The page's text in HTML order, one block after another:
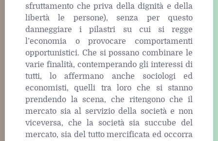
sfruttamento che priva della dignità e della
libertà le persone), senza per questo
danneggiare i pilastri su cui si regge
l’economia o provocare comportamenti
opportunistici. Che si possano combinare le
varie finalità, contemperando gli interessi di
tutti, lo affermano anche sociologi ed
economisti, quelli tra loro che si stanno
prendendo la scena, che ritengono che il
mercato sia al servizio della società e non
viceversa, che la società sia succube del
mercato, sia del tutto mercificata ed occorra